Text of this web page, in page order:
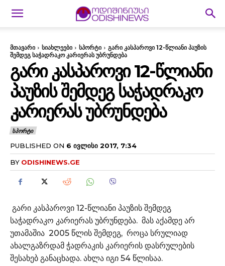
მთავარი სიახლეები სპორტი
გარი კასპაროვი 12-წლიანი პაუზის
შემდეგ საჭადრაკო კარიერას უბრუნდება
ᲒᲐᲠᲘ ᲙᲐᲡᲞᲐᲠᲝᲕᲘ 12-ᲬᲚᲘᲐᲜᲘ
ᲞᲐᲣᲖᲘᲡ ᲨᲔᲛᲓᲔᲒ ᲡᲐᲭᲐᲓᲠᲐᲙᲝ
ᲙᲐᲠᲘᲔᲠᲐᲡ ᲣᲑᲠᲣᲜᲓᲔᲑᲐ
ᲡᲞᲝᲠᲢᲘ
PUBLISHED ON 6 ᲘᲕᲚᲘᲡᲘ 2017, 7:34
BY ODISHINEWS.GE
გარი კასპაროვი 12-წლიანი პაუზის შემდეგ
საჭადრაკო კარიერას უბრუნდება. მას აქამდე არ
უთამაშია 2005 წლის შემდეგ, როცა სრულიად
ახალგაზრდამ ჭადრაკის კარიერის დასრულების
შესახებ განაცხადა. ახლა იგი 54 წლისაა.